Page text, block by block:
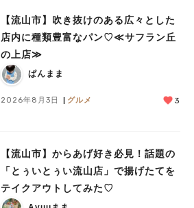
【流山市】吹き抜けのある広々とした
店内に種類豊富なパン♡≪サフラン丘
の上店≫
ぱんまま
2026年8月3日 グルメ 3
【流山市】からあげ好き必見！話題の
「とぅいとぅい流山店」で揚げたてを
テイクアウトしてみた♡